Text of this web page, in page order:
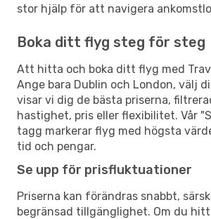
stor hjälp för att navigera
Boka ditt flyg steg för steg
Att hitta och boka ditt flyg med
Ange bara Dublin och London, välj
visar vi dig de bästa priserna,
hastighet, pris eller flexibilitet. Vår
tagg markerar flyg med högsta
tid och pengar.
Se upp för prisfluktuationer
Priserna kan förändras snabbt,
begränsad tillgänglighet. Om du